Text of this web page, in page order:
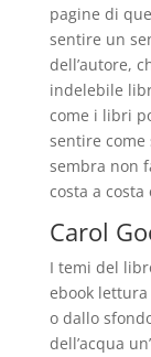
pagine di
sentire un
dell’autore,
indelebile
come i libri
sentire come
sembra non
costa a
Carol
I temi del
ebook
o dallo
dell’acqua